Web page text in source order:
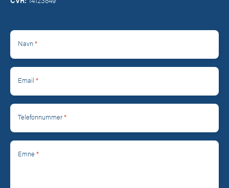
Navn *
Email *
Telefonnummer*
Emne *